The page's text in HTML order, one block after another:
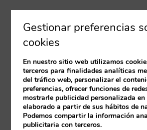
Gestionar preferencias
cookies
En nuestro sitio web utilizamos
terceros para finalidades analíticas
del tráfico web, personalizar el
preferencias, ofrecer funciones de
mostrarle publicidad personalizada
elaborado a partir de sus hábitos de
Podemos compartir la información
publicitaria con terceros.